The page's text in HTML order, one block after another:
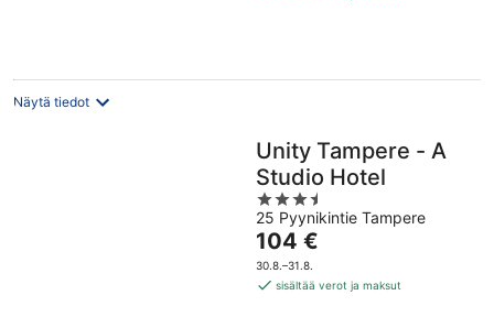
Näytä tiedot
Unity Tampere - A
Studio Hotel
3.5
out
of
5
25 Pyynikintie Tampere
Hinta
on
104 €
104 €
30.8.–31.8.
sisältää verot ja maksut